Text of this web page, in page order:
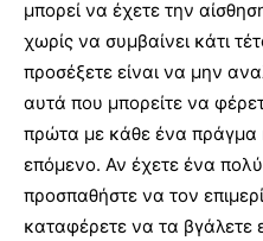
μπορεί να έχετε την
χωρίς να συμβαίνει κάτι
προσέξετε είναι να μην
αυτά που μπορείτε να
πρώτα με κάθε ένα πράγμα
επόμενο. Αν έχετε ένα
προσπαθήστε να τον
καταφέρετε να τα βγάλετε